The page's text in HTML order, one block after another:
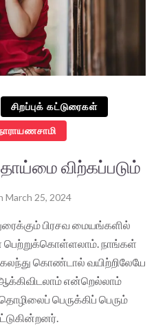
சிறப்புக் கட்டுரைகள்
விற்கப்படும்
March 25, 2024
பிரசவ மையங்களில்
பெற்றுக்கொள்ளலாம். நாங்கள்
கலந்து கொண்டால் வயிற்றிலேயே
என்றெல்லாம்
பெருக்கிப் பெரும்